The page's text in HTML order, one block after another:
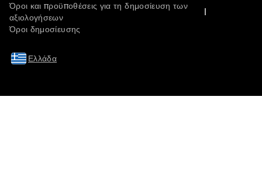
Όροι και προϋποθέσεις για τη δημοσίευση των
αξιολογήσεων
Όροι δημοσίευσης
Ελλάδα